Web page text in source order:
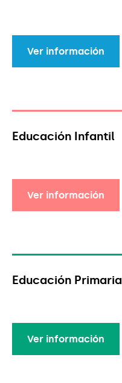
Ver información
Educación Infantil
Ver información
Educación Primaria
Ver información